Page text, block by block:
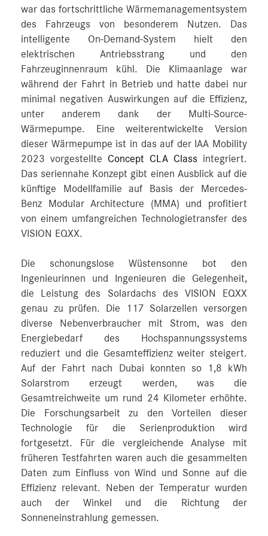
war das fortschrittliche Wärmemanagementsystem
des Fahrzeugs von besonderem Nutzen. Das
intelligente On-Demand-System hielt den
elektrischen Antriebsstrang und den
Fahrzeuginnenraum kühl. Die Klimaanlage war
während der Fahrt in Betrieb und hatte dabei nur
minimal negativen Auswirkungen auf die Effizienz,
unter anderem dank der Multi-Source-
Wärmepumpe. Eine weiterentwickelte Version
dieser Wärmepumpe ist in das auf der IAA Mobility
2023 vorgestellte Concept CLA Class integriert.
Das seriennahe Konzept gibt einen Ausblick auf die
künftige Modellfamilie auf Basis der Mercedes-
Benz Modular Architecture (MMA) und profitiert
von einem umfangreichen Technologietransfer des
VISION EQXX.
Die schonungslose Wüstensonne bot den
Ingenieurinnen und Ingenieuren die Gelegenheit,
die Leistung des Solardachs des VISION EQXX
genau zu prüfen. Die 117 Solarzellen versorgen
diverse Nebenverbraucher mit Strom, was den
Energiebedarf des Hochspannungssystems
reduziert und die Gesamteffizienz weiter steigert.
Auf der Fahrt nach Dubai konnten so 1,8 kWh
Solarstrom erzeugt werden, was die
Gesamtreichweite um rund 24 Kilometer erhöhte.
Die Forschungsarbeit zu den Vorteilen dieser
Technologie für die Serienproduktion wird
fortgesetzt. Für die vergleichende Analyse mit
früheren Testfahrten waren auch die gesammelten
Daten zum Einfluss von Wind und Sonne auf die
Effizienz relevant. Neben der Temperatur wurden
auch der Winkel und die Richtung der
Sonneneinstrahlung gemessen.